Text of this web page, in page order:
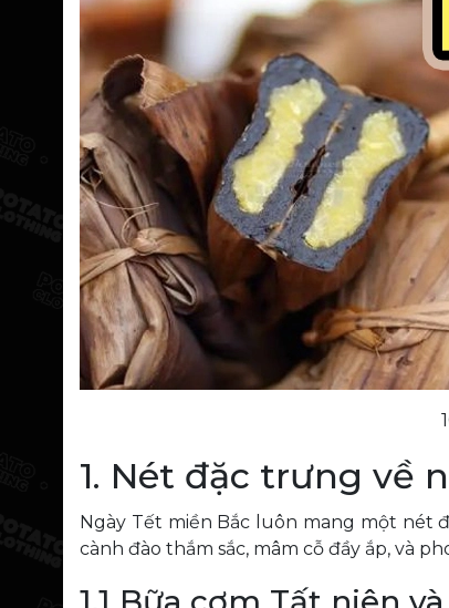
1. Nét đặc trưng về
Ngày Tết miền Bắc luôn mang một nét
cành đào thắm sắc, mâm cỗ đầy ắp, và